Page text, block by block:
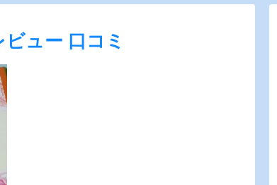
ュー 口コミ